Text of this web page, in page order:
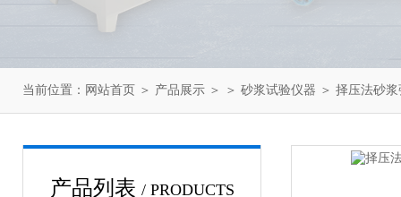
当前位置： 网站首页 ＞ 产品展示 ＞ ＞ 砂浆试验仪器 ＞ 择压法砂
产品列表 / PRODUCTS